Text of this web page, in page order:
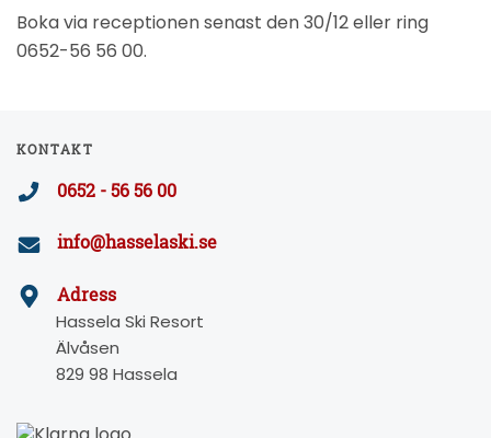
Boka via receptionen senast den 30/12 eller ring
0652-56 56 00.
KONTAKT
0652 - 56 56 00
info@hasselaski.se
Adress
Hassela Ski Resort
Älvåsen
829 98 Hassela